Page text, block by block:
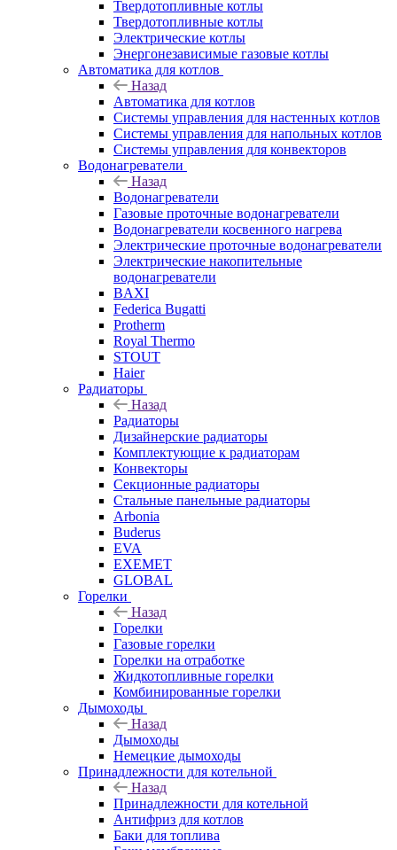
Твердотопливные котлы
Твердотопливные котлы
Электрические котлы
Энергонезависимые газовые котлы
Автоматика для котлов
Назад
Автоматика для котлов
Системы управления для настенных котлов
Системы управления для напольных котлов
Системы управления для конвекторов
Водонагреватели
Назад
Водонагреватели
Газовые проточные водонагреватели
Водонагреватели косвенного нагрева
Электрические проточные водонагреватели
Электрические накопительные
водонагреватели
BAXI
Federica Bugatti
Protherm
Royal Thermo
STOUT
Haier
Радиаторы
Назад
Радиаторы
Дизайнерские радиаторы
Комплектующие к радиаторам
Конвекторы
Секционные радиаторы
Стальные панельные радиаторы
Arbonia
Buderus
EVA
EXEMET
GLOBAL
Горелки
Назад
Горелки
Газовые горелки
Горелки на отработке
Жидкотопливные горелки
Комбинированные горелки
Дымоходы
Назад
Дымоходы
Немецкие дымоходы
Принадлежности для котельной
Назад
Принадлежности для котельной
Антифриз для котлов
Баки для топлива